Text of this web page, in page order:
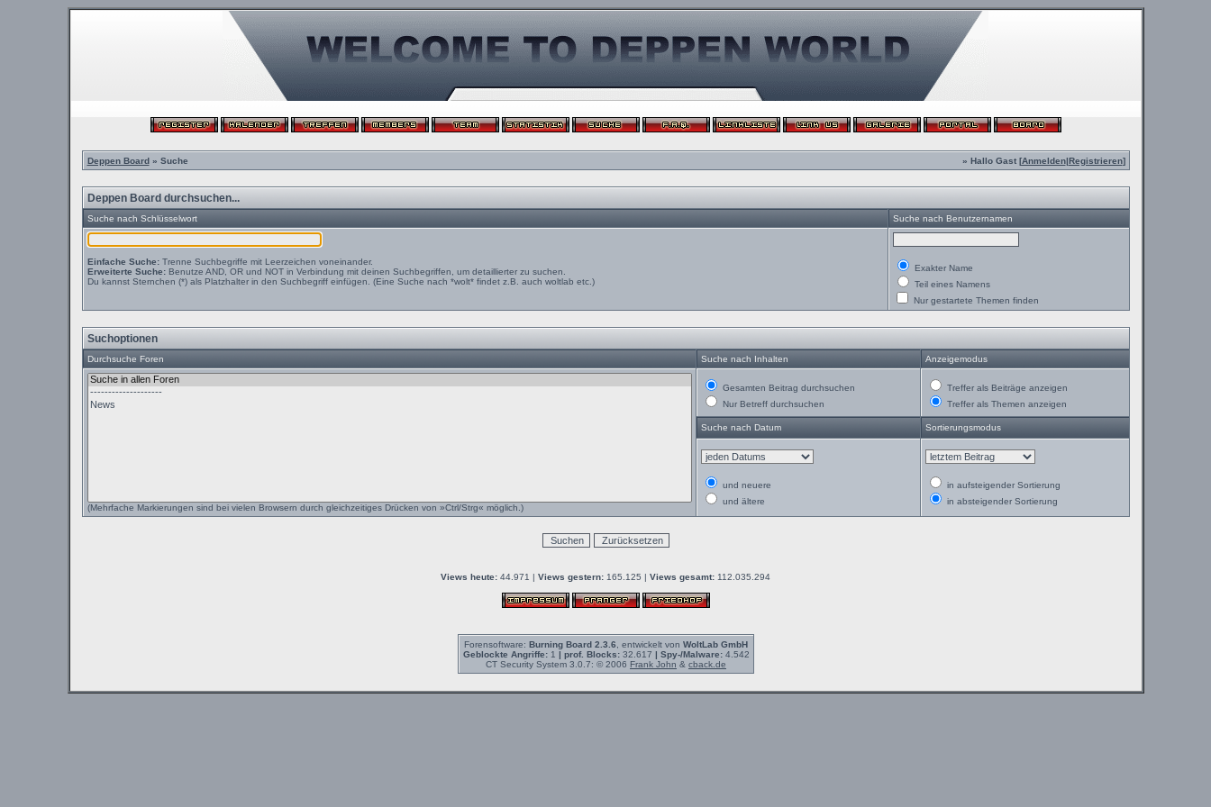
Deppen Board» Suche » Hallo Gast [Anmelden|Registrieren]
Deppen Board durchsuchen...
Suche nach Schlüsselwort Suche nach Benutzernamen
Einfache Suche:Trenne Suchbegriffe mit Leerzeichen voneinander.
Erweiterte Suche:Benutze AND, OR und NOT in Verbindung mit deinen Suchbegriffen, um detaillierter zu suchen.
Du kannst Sternchen (*) als Platzhalter in den Suchbegriff einfügen. (Eine Suche nach *wolt* findet z.B. auch woltlab etc.)
Exakter Name
Teil eines Namens
Nur gestartete Themen finden
Suchoptionen
Durchsuche Foren Suche nach Inhalten Anzeigemodus
(Mehrfache Markierungen sind bei vielen Browsern durch gleichzeitiges Drücken von »Ctrl/Strg« möglich.)
Gesamten Beitrag durchsuchen
Nur Betreff durchsuchen
Treffer als Beiträge anzeigen
Treffer als Themen anzeigen
Suche nach Datum Sortierungsmodus
und neuere
und ältere
in aufsteigender Sortierung
in absteigender Sortierung
Views heute: 44.971 | Views gestern: 165.125 | Views gesamt: 112.035.294
Forensoftware: Burning Board 2.3.6 , entwickelt von WoltLab GmbH
Geblockte Angriffe:1 | prof. Blocks:32.617 | Spy-/Malware:4.542
CT Security System 3.0.7: © 2006 Frank John & cback.de